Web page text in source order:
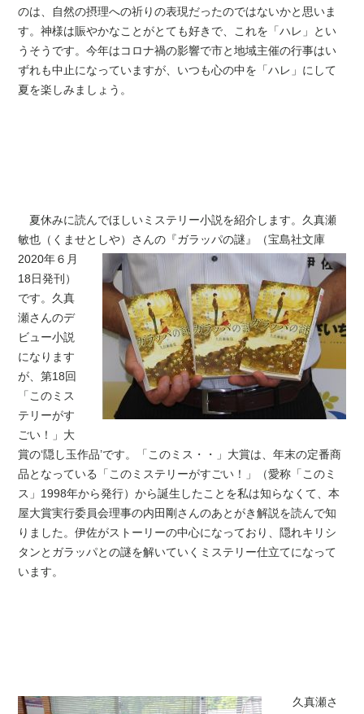
のは、自然の摂理への祈りの表現だったのではないかと思いま
す。神様は賑やかなことがとても好きで、これを「ハレ」とい
うそうです。今年はコロナ禍の影響で市と地域主催の行事はい
ずれも中止になっていますが、いつも心の中を「ハレ」にして
夏を楽しみましょう。
夏休みに読んでほしいミステリー小説を紹介します。久真瀬
敏也（くませとしや）さ んの『ガラッパの謎』（宝島社文庫
2020年６月
18日発刊）
です。久真
瀬さんのデ
ビュー小説
になります
が、第18回
「このミス
テリーがす
ごい！」大
賞の‘隠し玉作品’です。「このミス・・」大賞は、年末の定番商
品となっている「このミステリーがすごい！」（愛称「このミ
ス」1998年から発行）から誕生したことを私は知らなくて、本
屋大賞実行委員会理事の内田剛さんのあとがき解説を読んで知
りました。伊佐がストーリーの中心になっており、隠れキリシ
タンとガラッパとの謎を解いていくミステリー仕立てになって
います。
久真瀬さ